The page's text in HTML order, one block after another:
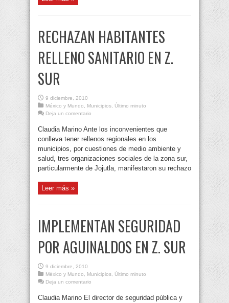
RECHAZAN HABITANTES
RELLENO SANITARIO EN Z.
SUR
9 diciembre, 2010
México y Mundo, Municipios, Último minuto
Deja un comentario
Claudia Marino Ante los inconvenientes que
conlleva tener rellenos regionales en los
municipios, por cuestiones de medio ambiente y
salud, tres organizaciones sociales de la zona sur,
particularmente de Jojutla, manifestaron su rechazo
Leer más »
IMPLEMENTAN SEGURIDAD
POR AGUINALDOS EN Z. SUR
9 diciembre, 2010
México y Mundo, Municipios, Último minuto
Deja un comentario
Claudia Marino El director de seguridad pública y